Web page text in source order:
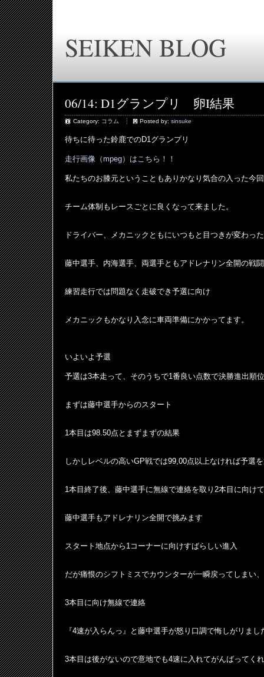
SEIKEN BLOG
06/14: D1グランプリ 卵I結果
Category: コラム Posted by: sinsuke
待ちに待った鈴鹿でのD1グランプリ
走行画像（mpeg）はこちら！！
私たちのお膝元ということもありかなり気合の入った今
チーム体制もレースごとに良くなって来ました。
ドライバー、メカニックともにいつもと目つきが変わっ
藤中選手、内海選手、両選手ともアドレナリン全開の戦
練習走行では問題なく走破でき予選に向け
メカニックもかなり入念に車両準備にかかってます。
いよいよ予選
予選は3本走って、そのうちで1番良い点数で決勝進出順
まずは藤中選手からのスタート
1本目は98.50点とまずまずの結果
しかしレベルの高いGP戦では99,00点以上なければ予選
1本目終了後、藤中選手に無線で連絡を取り2本目に向け
藤中選手もアドレナリン全開で挑みます
スタート地点から1コーナーに向けすばらしい進入
だが痛恨のシフトミスでカウンターが一瞬戻ってしまい
3本目に向け無線で連絡
『4速が入らんっ』と藤中選手が怒り口調で悔しがリまし
3本目は後がないので意地でも4速に入れてがんばってく